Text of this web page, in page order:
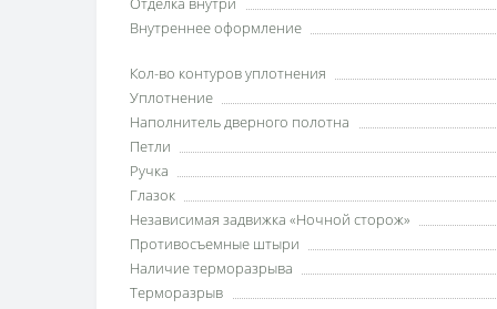
Внутреннее оформление
Кол-во контуров уплотнения
Уплотнение
Наполнитель дверного полотна
Петли
Ручка
Глазок
Независимая задвижка «Ночной сторож»
Противосъемные штыри
Наличие терморазрыва
Терморазрыв